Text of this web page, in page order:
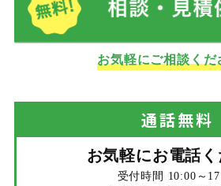
お気軽にご相談くだ
通話無料
お気軽にお電話
受付時間 10:00～